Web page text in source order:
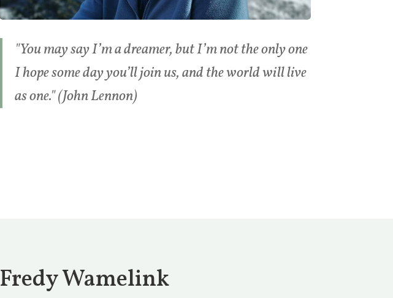
"You may say I’m a dreamer, but I’m not the only one
I hope some day you’ll join us, and the world will live
as one." (John Lennon)
Fredy Wamelink